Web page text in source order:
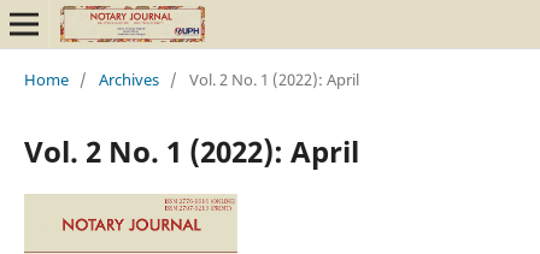
Home / Archives / Vol. 2 No. 1 (2022): April
Vol. 2 No. 1 (2022): April